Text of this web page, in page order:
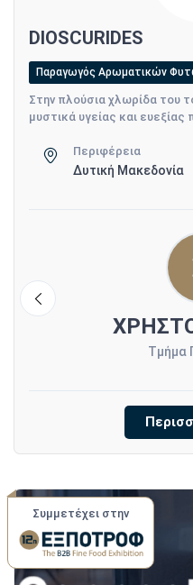
DIOSCURIDES
Παραγωγός Αρωματικών
Στην πλούσια χλωρίδα του
μυστικά υγείας και ευεξίας
Περιφέρεια
Δυτική Μακεδονία
Τμήμα
Συμμετέχει στην